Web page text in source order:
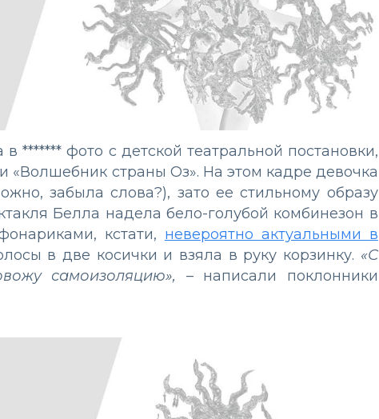
фото с детской театральной постановки,
«Волшебник страны Оз». На этом кадре девочка
забыла слова?), зато ее стильному образу
Белла надела бело-голубой комбинезон в
кстати, невероятно актуальными в
в две косички и взяла в руку корзинку. «С
самоизоляцию»,
– написали поклонники